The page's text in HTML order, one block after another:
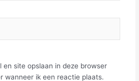
en site opslaan in deze browser
wanneer ik een reactie plaats.